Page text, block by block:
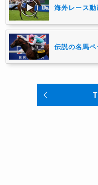
海外レース
伝説の名馬